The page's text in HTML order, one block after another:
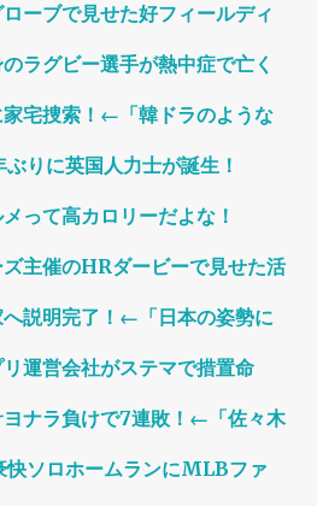
ーブで見せた好フィールディ
ラグビー選手が熱中症で亡く
宅捜索！←「韓ドラのような
りに英国人力士が誕生！
って高カロリーだよな！
主催のHRダービーで見せた活
説明完了！←「日本の姿勢に
運営会社がステマで措置命
ナラ負けで7連敗！←「佐々木
快ソロホームランにMLBファ